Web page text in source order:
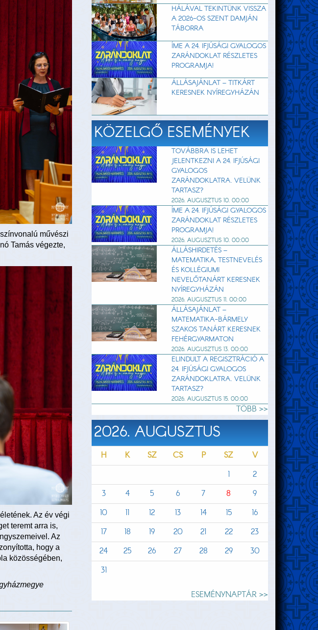
művészi
Tamás végezte,
Az év végi
teremt arra is,
Az
hogy a
közösségében,
HÁLÁVAL TEKINTÜNK VISSZA
A 2026-OS SZENT DAMJÁN
TÁBORRA
ÍME A 24. IFJÚSÁGI GYALOGOS
ZARÁNDOKLAT RÉSZLETES
PROGRAMJA!
ÁLLÁSAJÁNLAT – TITKÁRT
KERESNEK NYÍREGYHÁZÁN
KÖZELGŐ ESEMÉNYEK
TOVÁBBRA IS LEHET
JELENTKEZNI A 24. IFJÚSÁGI
GYALOGOS
ZARÁNDOKLATRA. VELÜNK
TARTASZ?
2026. AUGUSZTUS 10. 00:00
ÍME A 24. IFJÚSÁGI GYALOGOS
ZARÁNDOKLAT RÉSZLETES
PROGRAMJA!
2026. AUGUSZTUS 10. 00:00
ÁLLÁSHIRDETÉS –
MATEMATIKA, TESTNEVELÉS
ÉS KOLLÉGIUMI
NEVELŐTANÁRT KERESNEK
NYÍREGYHÁZÁN
2026. AUGUSZTUS 11. 00:00
ÁLLÁSAJÁNLAT –
MATEMATIKA-BÁRMELY
SZAKOS TANÁRT KERESNEK
FEHÉRGYARMATON
2026. AUGUSZTUS 13. 00:00
ELINDULT A REGISZTRÁCIÓ A
24. IFJÚSÁGI GYALOGOS
ZARÁNDOKLATRA. VELÜNK
TARTASZ?
2026. AUGUSZTUS 15. 00:00
TÖBB >>
2026. AUGUSZTUS
H K SZ CS P SZ
V
1
2
3
4 5 6 7 8
9
10
11 12 13 14 15
16
17
18 19 20 21 22
23
24
25 26 27 28 29
30
31
ESEMÉNYNAPTÁR >>